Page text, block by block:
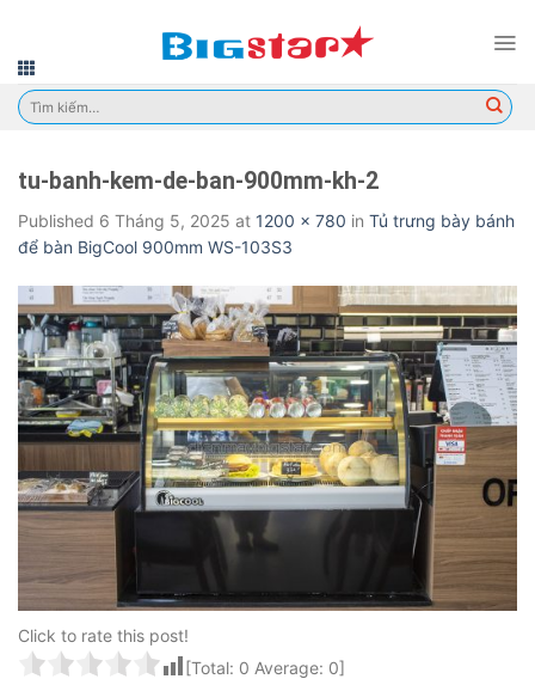
content
Tìm
kiếm:
tu-banh-kem-de-ban-900mm-kh-2
Published 6 Tháng 5, 2025 at 1200 × 780 in Tủ trưng bày bánh
để bàn BigCool 900mm WS-103S3
Click to rate this post!
[Total: 0 Average: 0]